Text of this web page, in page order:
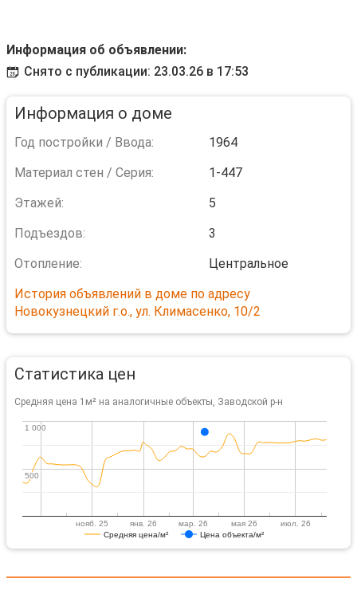
Информация об объявлении:
Снято с публикации: 23.03.26 в 17:53
Информация о доме
Год постройки / Ввода:
1964
Материал стен / Серия:
1-447
Этажей:
5
Подъездов:
3
Отопление:
Центральное
История объявлений в доме по адресу
Новокузнецкий г.о., ул. Климасенко, 10/2
Статистика цен
Средняя цена 1м² на аналогичные объекты, Заводской р-н
Средняя цена/м² Цена объекта/м²
нояб. 25 янв. 26 мар. 26 мая 26 июл. 26
500
500
1 000
1 000